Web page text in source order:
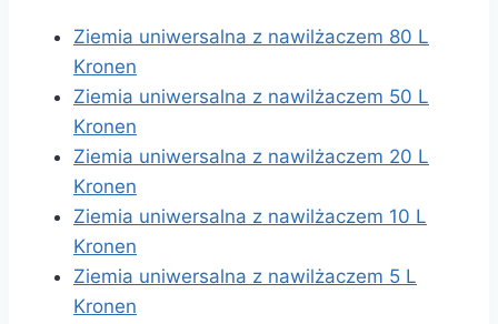
Ziemia uniwersalna z nawilżaczem 80 L
Kronen
Ziemia uniwersalna z nawilżaczem 50 L
Kronen
Ziemia uniwersalna z nawilżaczem 20 L
Kronen
Ziemia uniwersalna z nawilżaczem 10 L
Kronen
Ziemia uniwersalna z nawilżaczem 5 L
Kronen